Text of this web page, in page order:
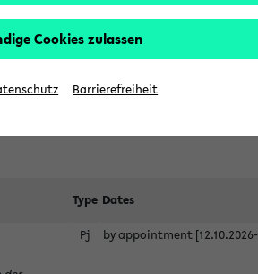
Type Dates
Pj by appointment
Cookies zulassen
Barrierefreiheit